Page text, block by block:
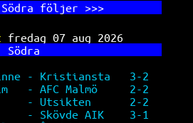
Södra följer >>>
fredag 07 aug 2026
Ettan, Södra
- Kristiansta   3-2
- AFC Malmö     2-2
- Utsikten      2-2
- Skövde AIK    3-1